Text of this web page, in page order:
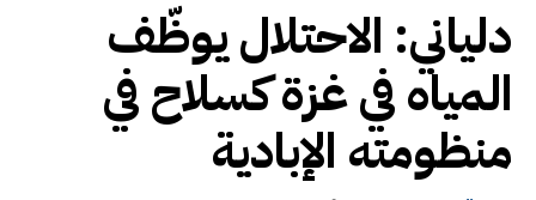
دلياني: الاحتلال يوظّف
المياه في غزة كسلاح في
منظومته الإبادية